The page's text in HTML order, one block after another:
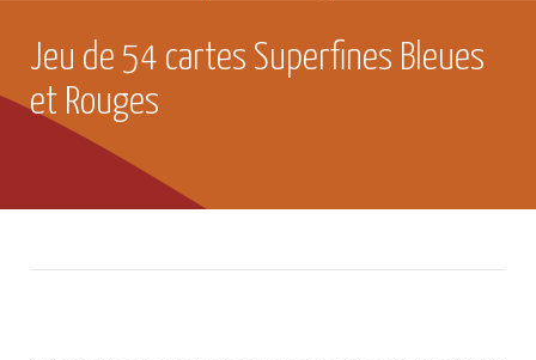
Jeu de 54 cartes Superfines Bleues
et Rouges